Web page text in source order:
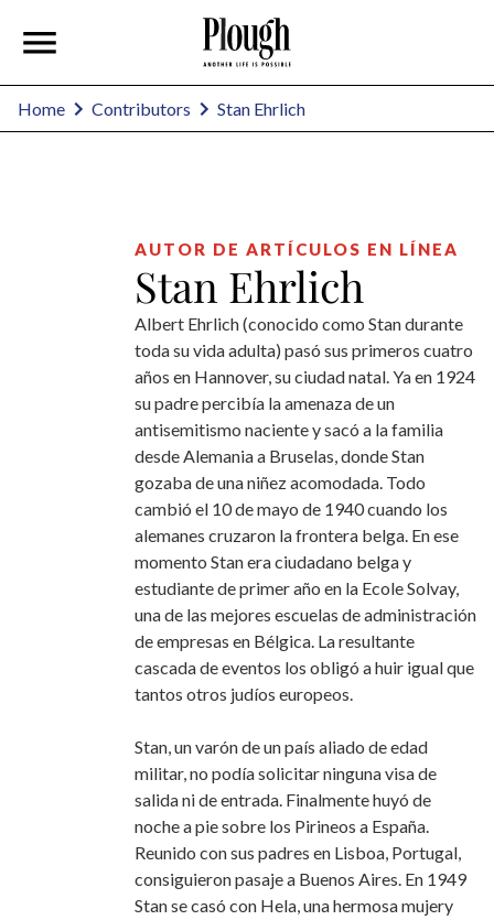
Home Contributors Stan Ehrlich
AUTOR DE ARTÍCULOS EN LÍNEA
Stan Ehrlich
Albert Ehrlich (conocido como Stan durante
toda su vida adulta) pasó sus primeros cuatro
años en Hannover, su ciudad natal. Ya en 1924
su padre percibía la amenaza de un
antisemitismo naciente y sacó a la familia
desde Alemania a Bruselas, donde Stan
gozaba de una niñez acomodada. Todo
cambió el 10 de mayo de 1940 cuando los
alemanes cruzaron la frontera belga. En ese
momento Stan era ciudadano belga y
estudiante de primer año en la Ecole Solvay,
una de las mejores escuelas de administración
de empresas en Bélgica. La resultante
cascada de eventos los obligó a huir igual que
tantos otros judíos europeos.
Stan, un varón de un país aliado de edad
militar, no podía solicitar ninguna visa de
salida ni de entrada. Finalmente huyó de
noche a pie sobre los Pirineos a España.
Reunido con sus padres en Lisboa, Portugal,
consiguieron pasaje a Buenos Aires. En 1949
Stan se casó con Hela, una hermosa mujery